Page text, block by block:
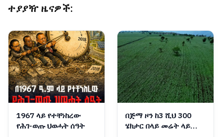
ተያያዥ ዜናዎች:
1967 ላይ የተቸነከረው
የሕገ-ወጡ ህወሓት ሰዓት
በጅማ ዞን ከ3 ሺህ 300
ሄክታር በላይ መሬት ላይ